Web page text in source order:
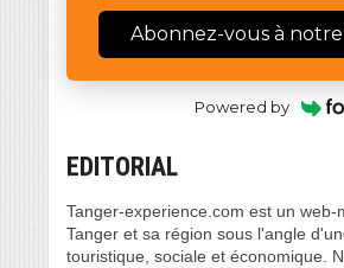
Abonnez-vous à
Powered by
EDITORIAL
Tanger-experience.com est un
Tanger et sa région sous l'angle
touristique, sociale et économique.